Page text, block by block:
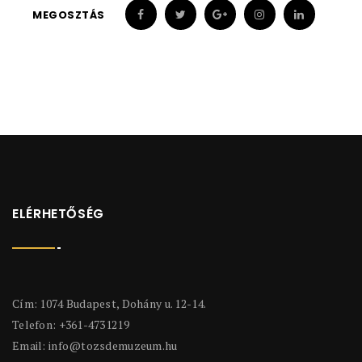
MEGOSZTÁS
ELÉRHETŐSÉG
Cím: 1074 Budapest, Dohány u. 12-14.
Telefon: +361-4731219
Email: info@tozsdemuzeum.hu